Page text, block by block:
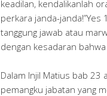
keadilan, kendalikanlah
perkara janda-
tanggung jawab atau
dengan kesadaran
Dalam Injil Matius bab 23
pemangku jabatan yang